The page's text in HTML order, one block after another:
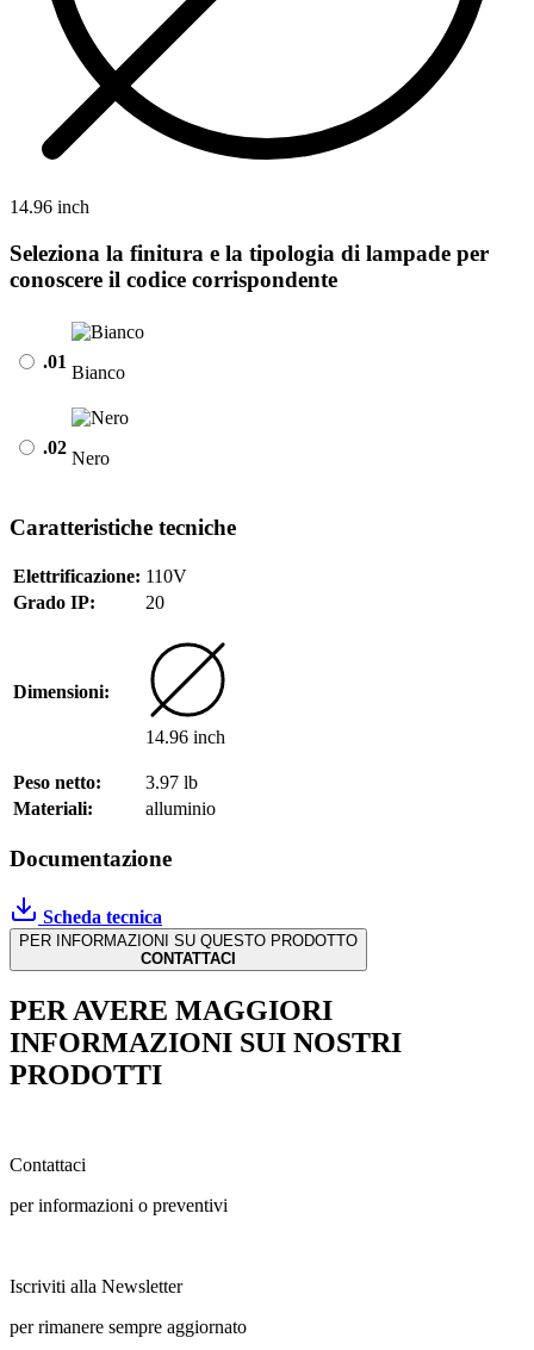
14.96 inch
Seleziona la finitura e la tipologia di lampade per
conoscere il codice corrispondente
.01
Bianco
.02
Nero
Caratteristiche tecniche
Elettrificazione: 110V
Grado IP:
20
Dimensioni:
14.96 inch
Peso netto:
3.97 lb
Materiali:
alluminio
Documentazione
Scheda tecnica
PER INFORMAZIONI SU QUESTO PRODOTTO
CONTATTACI
PER AVERE MAGGIORI
INFORMAZIONI SUI NOSTRI
PRODOTTI
Contattaci
per informazioni o preventivi
Iscriviti alla Newsletter
per rimanere sempre aggiornato